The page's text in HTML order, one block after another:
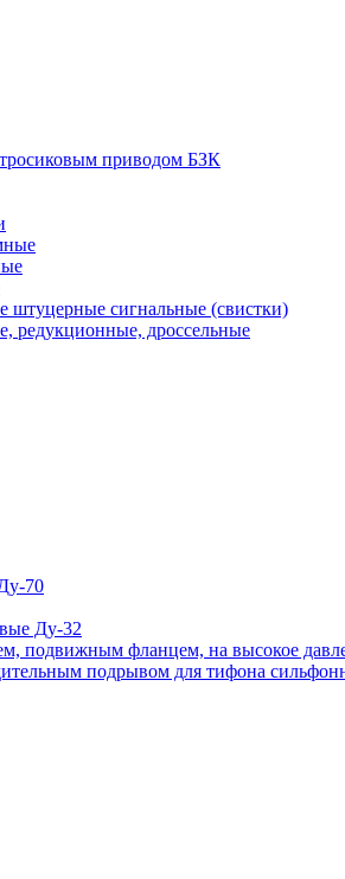
приводом БЗК
штуцерные сигнальные (свистки)
редукционные, дроссельные
70
Ду-32
подвижным фланцем, на высокое
подрывом для тифона